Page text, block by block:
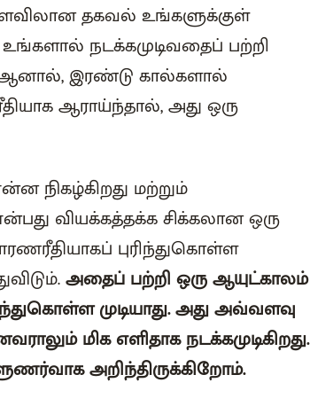
தகவல் உங்களுக்குள்
நடக்கமுடிவதைப் பற்றி
ஆனால், இரண்டு கால்களால்
ஆராய்ந்தால், அது ஒரு
நிகழ்கிறது மற்றும்
வியக்கத்தக்க சிக்கலான ஒரு
புரிந்துகொள்ள
அதைப் பற்றி ஒரு ஆயுட்காலம்
முடியாது. அது அவ்வளவு
மிக எளிதாக நடக்கமுடிகிறது.
அறிந்திருக்கிறோம்.